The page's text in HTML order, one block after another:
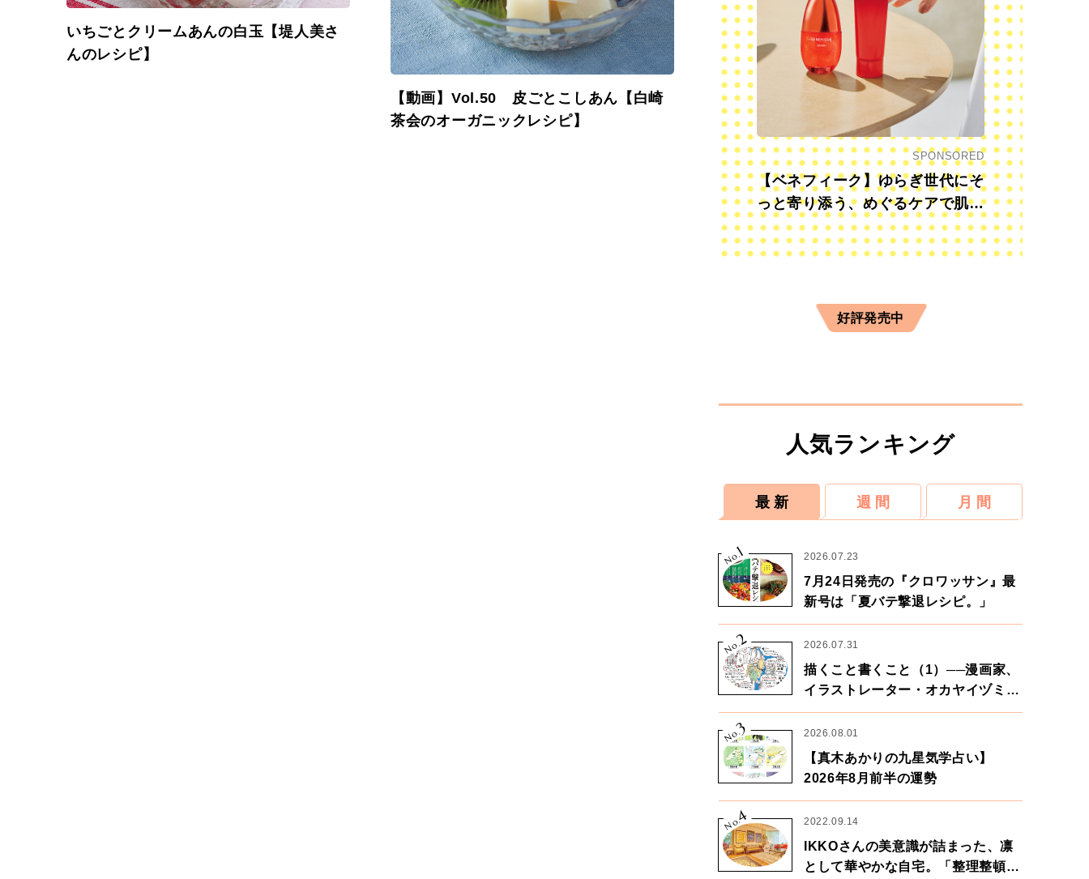
いちごとクリームあんの白玉【堤人美さ
んのレシピ】
【動画】Vol.50 皮ごとこしあん【白崎
茶会のオーガニックレシピ】
SPONSORED
【ベネフィーク】ゆらぎ世代にそ
っと寄り添う、めぐるケアで肌も
心も前向きに
好評発売中
人気ランキング
最 新 週 間 月 間
No.
1 2026.07.23
7月24日発売の『クロワッサン』最
新号は「夏バテ撃退レシピ。」
No.2 2026.07.31
描くこと書くこと（1）──漫画家、
イラストレーター・オカヤイヅミさ
ん×漫画家・鶴谷香央理さん
No.
3 2026.08.01
【真木あかりの九星気学占い】
2026年8月前半の運勢
No.
4 2022.09.14
IKKOさんの美意識が詰まった、凛
として華やかな自宅。「整理整頓は